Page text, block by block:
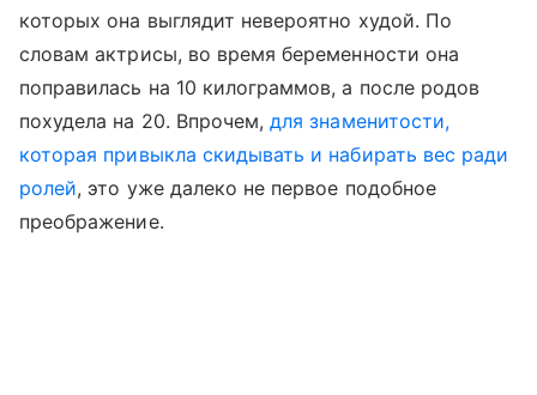
которых она выглядит невероятно худой. По
словам актрисы, во время беременности она
поправилась на 10 килограммов, а после родов
похудела на 20. Впрочем, для знаменитости,
которая привыкла скидывать и набирать вес ради
ролей, это уже далеко не первое подобное
преображение.